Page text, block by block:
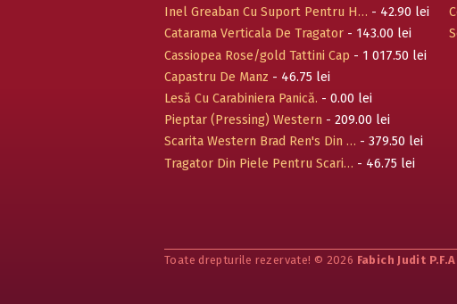
Inel Greaban Cu Suport Pentru H… - 42.90 lei
Catarama Verticala De Tragator - 143.00 lei
Cassiopea Rose/gold Tattini Cap - 1 017.50 lei
Capastru De Manz - 46.75 lei
Lesă Cu Carabiniera Panică. - 0.00 lei
Pieptar (Pressing) Western - 209.00 lei
Scarita Western Brad Ren's Din … - 379.50 lei
Tragator Din Piele Pentru Scari… - 46.75 lei
Toate drepturile rezervate! © 2026 Fabich Judit